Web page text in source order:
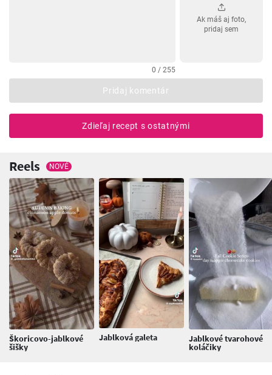
0 / 255
Ak máš aj foto,
pridaj sem
Pridaj komentár
Zdieľaj recept s ostatnými
Reels NOVÉ
Škoricovo-jablkové
šišky
Jablková galeta Jablkové tvarohové
koláčiky